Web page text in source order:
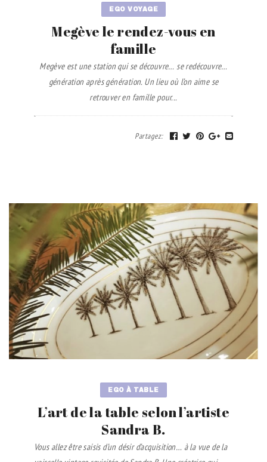
EGO VOYAGE
Megève le rendez-vous en
famille
Megève est une station qui se découvre… se redécouvre…
génération après génération. Un lieu où l’on aime se
retrouver en famille pour...
Partagez:
EGO À TABLE
L’art de la table selon l’artiste
Sandra B.
Vous allez être saisis d’un désir d’acquisition… à la vue de la